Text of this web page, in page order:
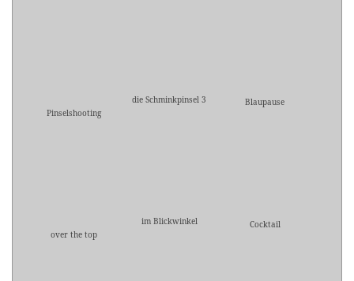
Pinselshooting
die Schminkpinsel 3 Blaupause
over the top
im Blickwinkel Cocktail